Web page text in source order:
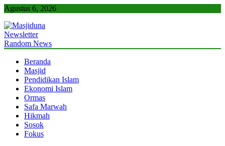
Skip
content
Agustus 6, 2026
Masjiduna
Referensi Berita Islam Indonesia
Newsletter
Random News
Beranda
Masjid
Pendidikan Islam
Ekonomi Islam
Ormas
Safa Marwah
Hikmah
Sosok
Fokus